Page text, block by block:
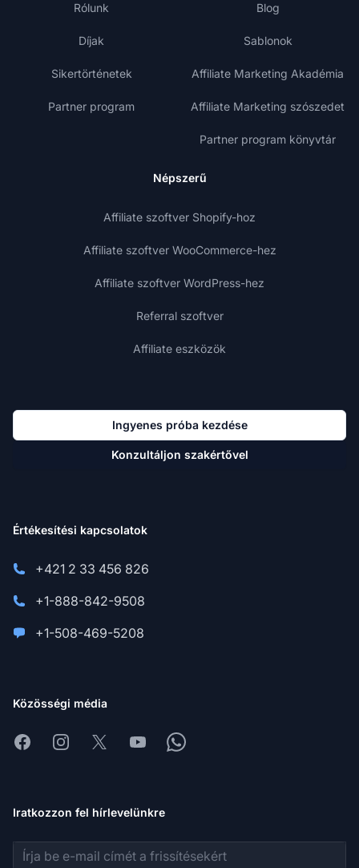
Rólunk
Díjak
Sikertörténetek
Partner program
Blog
Sablonok
Affiliate Marketing Akadémia
Affiliate Marketing szószedet
Partner program könyvtár
Népszerű
Affiliate szoftver Shopify-hoz
Affiliate szoftver WooCommerce-hez
Affiliate szoftver WordPress-hez
Referral szoftver
Affiliate eszközök
Ingyenes próba kezdése
Konzultáljon szakértővel
Értékesítési kapcsolatok
+421 2 33 456 826
+1-888-842-9508
+1-508-469-5208
Közösségi média
FacebookInstagram
X YoutubeWhatsapp
Iratkozzon fel hírlevelünkre
E-mail cím